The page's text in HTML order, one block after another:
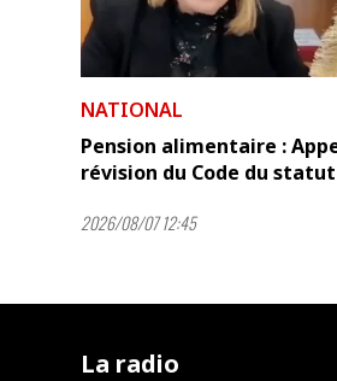
NATIONAL
Pension alimentaire :
révision du Code du statut
2026/08/07 12:45
La radio